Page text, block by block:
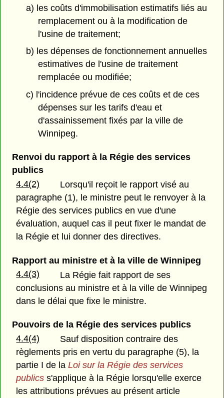
a) les coûts d'immobilisation estimatifs liés au
remplacement ou à la modification de
l'usine de traitement;
b) les dépenses de fonctionnement annuelles
estimatives de l'usine de traitement
remplacée ou modifiée;
c) l'incidence prévue de ces coûts et de ces
dépenses sur les tarifs d'eau et
d'assainissement fixés par la ville de
Winnipeg.
Renvoi du rapport à la Régie des services
publics
4.4(2)
Lorsqu'il reçoit le rapport visé au
paragraphe (1), le ministre peut le renvoyer à la
Régie des services publics en vue d'une
évaluation, auquel cas il peut fixer le mandat de
la Régie et lui donner des directives.
Rapport au ministre et à la ville de Winnipeg
4.4(3)
La Régie fait rapport de ses
conclusions au ministre et à la ville de Winnipeg
dans le délai que fixe le ministre.
Pouvoirs de la Régie des services publics
4.4(4)
Sauf disposition contraire des
règlements pris en vertu du paragraphe (5), la
partie I de laLoi sur la Régie des services
publics s'applique à la Régie lorsqu'elle exerce
les attributions prévues au présent article